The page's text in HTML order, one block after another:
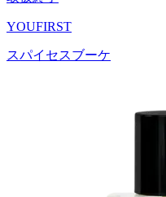
YOUFIRST
スパイセスブーケ